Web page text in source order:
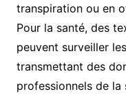
transpiration ou en
Pour la santé, des
peuvent surveiller
transmettant des
professionnels de